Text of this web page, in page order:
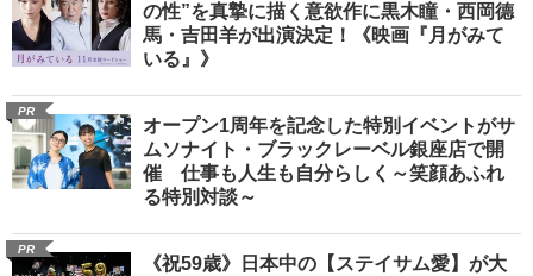
の性”を真摯に描く意欲作に黒木瞳・西岡德
馬・吉田羊が出演決定！《映画『月がみて
いる』》
PR
オープン1周年を記念した特別イベントがサ
ムソナイト・ブラックレーベル銀座店で開
催 仕事も人生も自分らしく～笑顔あふれ
る特別対談～
PR
《祝59歳》日本中の【ステイサム愛】が大